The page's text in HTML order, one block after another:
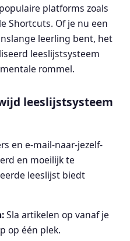
platforms zoals
Shortcuts. Of je nu een
leerling bent, het
leeslijstsysteem
rommel.
leeslijstsysteem
en e-mail-naar-jezelf-
en moeilijk te
leeslijst biedt
Sla artikelen op vanaf je
op één plek.